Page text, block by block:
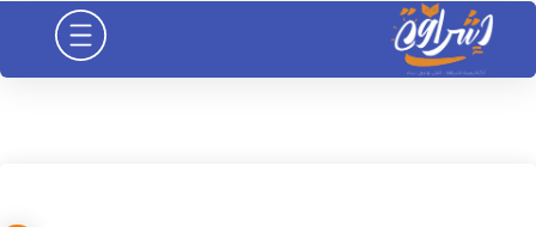
تخطي
المحتوى